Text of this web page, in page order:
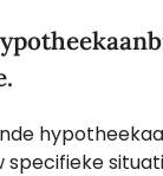
specifieke